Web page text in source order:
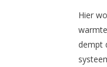
Hier
dempt